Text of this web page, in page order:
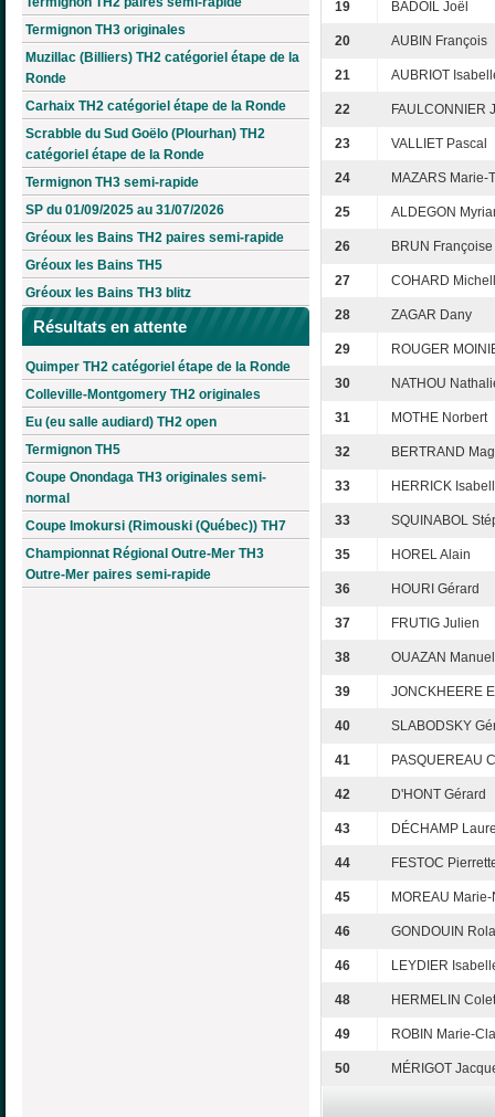
Termignon TH3 originales
Muzillac (Billiers) TH2 catégoriel étape de la
Ronde
Carhaix TH2 catégoriel étape de la Ronde
Scrabble du Sud Goëlo (Plourhan) TH2
catégoriel étape de la Ronde
Termignon TH3 semi-rapide
SP du 01/09/2025 au 31/07/2026
Gréoux les Bains TH2 paires semi-rapide
Gréoux les Bains TH5
Gréoux les Bains TH3 blitz
Résultats en attente
Quimper TH2 catégoriel étape de la Ronde
Colleville-Montgomery TH2 originales
Eu (eu salle audiard) TH2 open
Termignon TH5
Coupe Onondaga TH3 originales semi-
normal
Coupe Imokursi (Rimouski (Québec)) TH7
Championnat Régional Outre-Mer TH3
Outre-Mer paires semi-rapide
19 BADOIL Joël
20 AUBIN François
21 AUBRIOT
22 FAULCONNIER
23 VALLIET Pascal
24 MAZARS Marie-
25 ALDEGON
26 BRUN Françoise
27 COHARD
28 ZAGAR Dany
29 ROUGER
30 NATHOU
31 MOTHE Norbert
32 BERTRAND
33 HERRICK
33 SQUINABOL
35 HOREL Alain
36 HOURI Gérard
37 FRUTIG Julien
38 OUAZAN Manuel
39 JONCKHEERE
40 SLABODSKY
41 PASQUEREAU
42 D'HONT Gérard
43 DÉCHAMP
44 FESTOC
45 MOREAU
46 GONDOUIN
46 LEYDIER
48 HERMELIN
49 ROBIN Marie-
50 MÉRIGOT